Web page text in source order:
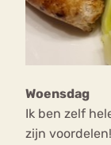
Woensdag
Ik ben zelf
zijn